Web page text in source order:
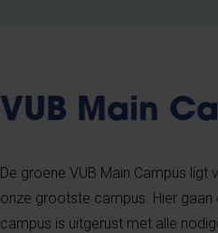
VUB Main
De groene VUB Main Campus ligt
onze grootste campus. Hier
campus is uitgerust met alle